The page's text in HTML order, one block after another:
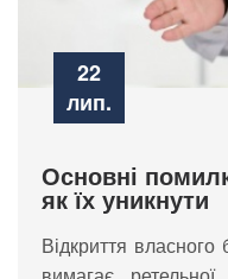
22
лип.
Основні
як їх уникнути
Відкриття